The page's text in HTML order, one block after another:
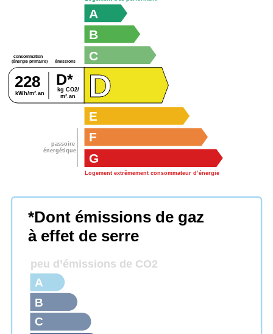
passoire
énergétique
consommation
(énergie primaire) émissions
kg CO2/
m².an
kWh/m².an
228 D*
G
Logement extrêmement consommateur d’énergie
F
E
D
C
B
A
*Dont émissions de gaz
à effet de serre
peu d’émissions de CO2
C
B
A